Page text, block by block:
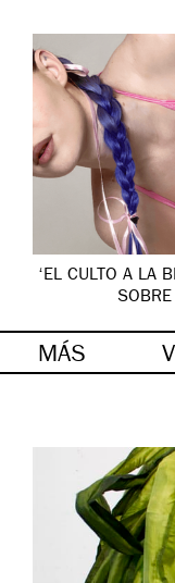
‘EL CULTO A LA
MÁS